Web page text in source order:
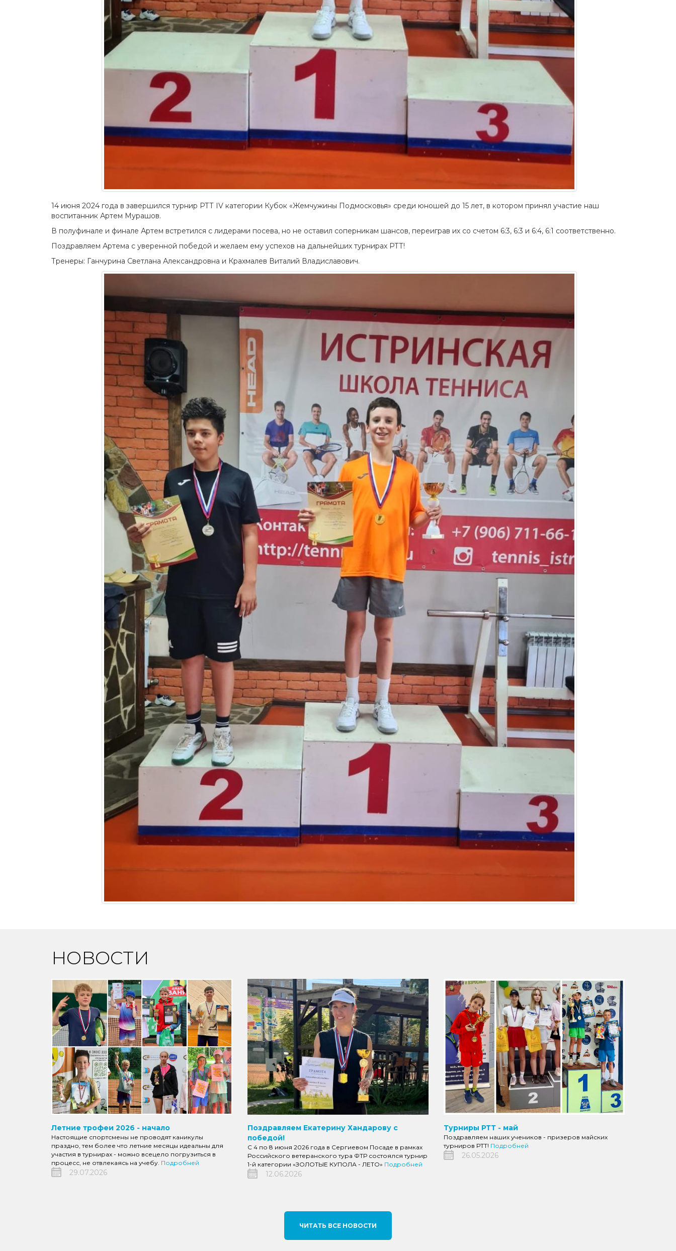
14 июня 2024 года в завершился турнир РТТ IV категории Кубок «Жемчужины Подмосковья» среди юношей до 15 лет, в котором принял участие наш
воспитанник Артем Мурашов.
В полуфинале и финале Артем встретился с лидерами посева, но не оставил соперникам шансов, переиграв их со счетом 6:3, 6:3 и 6:4, 6:1 соответственно.
Поздравляем Артема с уверенной победой и желаем ему успехов на дальнейших турнирах РТТ!
Тренеры: Ганчурина Светлана Александровна и Крахмалев Виталий Владиславович.
НОВОСТИ
Летние трофеи 2026 - начало
Настоящие спортсмены не проводят каникулы
праздно, тем более что летние месяцы идеальны для
участия в турнирах - можно всецело погрузиться в
процесс, не отвлекаясь на учебу. Подробней
29.07.2026
Поздравляем Екатерину Хандарову с
победой!
С 4 по 8 июня 2026 года в Сергиевом Посаде в рамках
Российского ветеранского тура ФТР состоялся турнир
1-й категории «ЗОЛОТЫЕ КУПОЛА - ЛЕТО» Подробней
12.06.2026
Турниры РТТ - май
Поздравляем наших учеников - призеров майских
турниров РТТ! Подробней
26.05.2026
ЧИТАТЬ ВСЕ НОВОСТИ